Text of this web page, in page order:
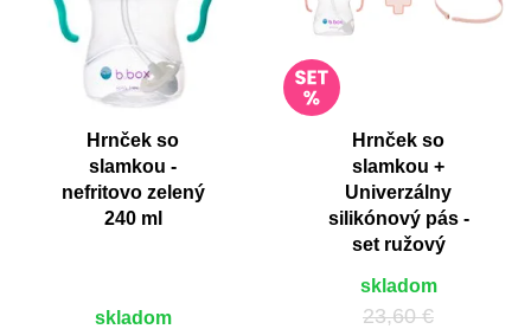
Hrnček so
slamkou -
nefritovo zelený
240 ml
skladom
Hrnček so
slamkou +
Univerzálny
silikónový pás -
set ružový
skladom
23,60 €